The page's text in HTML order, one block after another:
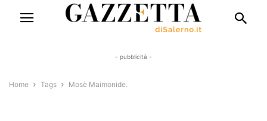
- pubblicità -
Home Tags Mosè Maimonide.